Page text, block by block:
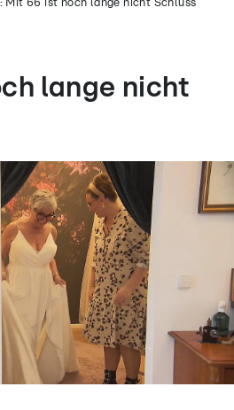
Mit 66 ist noch lange nicht Schluss
lange nicht